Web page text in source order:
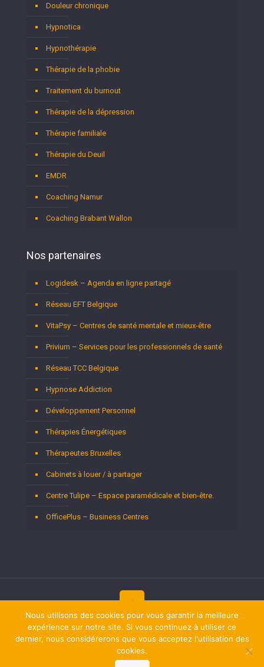
Douleur chronique
Hypnotica
Hypnothérapie
Thérapie de la phobie
Traitement du burnout
Thérapie de la dépression
Thérapie familiale
Thérapie du Deuil
EMDR
Coaching Namur
Coaching Brabant Wallon
Nos partenaires
Logidesk – Agenda en ligne partagé
Réseau EFT Belgique
VitaPsy – Centres de santé mentale et mieux-être
Privium – Services pour les professionnels de santé
Réseau TCC Belgique
Hypnose Addiction
Développement Personnel
Thérapies Énergétiques
Thérapeutes Bruxelles
Cabinets à louer / à partager
Centre Tulipe – Espace paramédicale et bien-être.
OfficePlus – Business Centres
Copyright © 2026Thérapeutes Bruxelles.Tous droits réservés.
Privium – Des services qui soutiennent vos soins. Pour
psychologues, psychotherapeutes et hypnotherapeutes.
RGPD - Politique de Protection de la Vie Privée
Nous utilisons des cookies pour vous garantir la meilleure
expérience sur notre site. Si vous continuez à utiliser ce
dernier, nous considérerons que vous acceptez l'utilisation des
cookies.